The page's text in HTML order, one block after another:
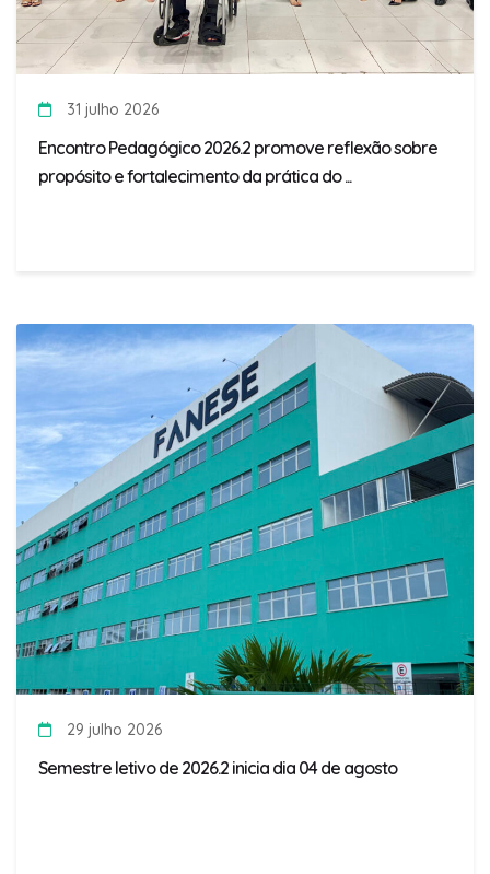
31 julho 2026
Encontro Pedagógico 2026.2 promove reflexão sobre
propósito e fortalecimento da prática do ...
29 julho 2026
Semestre letivo de 2026.2 inicia dia 04 de agosto